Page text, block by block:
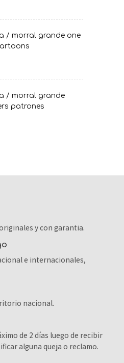
patrones
y con garantia.
e internacionales,
nacional.
de 2 días luego de recibir
alguna queja o reclamo.